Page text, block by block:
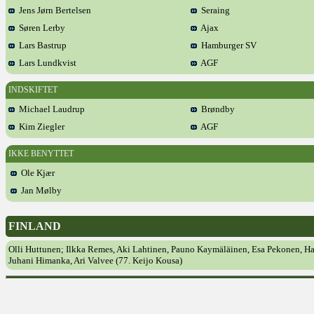
Jens Jørn Bertelsen
Seraing
Søren Lerby
Ajax
Lars Bastrup
Hamburger SV
Lars Lundkvist
AGF
INDSKIFTET
Michael Laudrup
Brøndby
Kim Ziegler
AGF
IKKE BENYTTET
Ole Kjær
Jan Mølby
FINLAND
Olli Huttunen; Ilkka Remes, Aki Lahtinen, Pauno Kaymäläinen, Esa Pekonen,
Juhani Himanka, Ari Valvee (77. Keijo Kousa)